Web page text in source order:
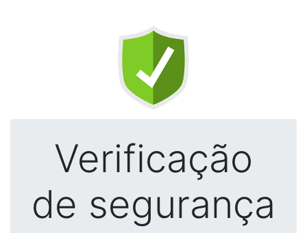
Verificação
de segurança